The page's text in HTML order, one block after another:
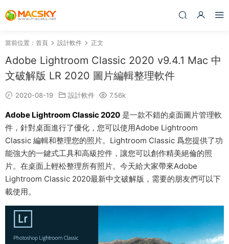
當前位置： 首頁 設計軟件 正文
Adobe Lightroom Classic 2020 v9.4.1 Mac 中
文破解版 LR 2020 圖片編輯整理軟件
2020-08-19 設計軟件 7.56k
Adobe Lightroom Classic 2020 是一款不錯的桌面圖片管理軟
件，針對桌面進行了優化，您可以使用Adobe Lightroom
Classic 編輯和整理您的照片。Lightroom Classic 爲您提供了功
能強大的一鍵式工具和高級控件，讓您可以創作精美絕倫的照
片。在桌面上輕松整理所有照片。今天給大家帶來Adobe
Lightroom Classic 2020最新中文破解版，需要的朋友們可以下
載使用。